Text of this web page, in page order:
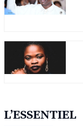
L’ESSENTIEL